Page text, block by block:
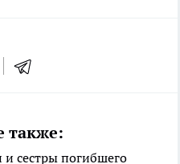
также:
и сестры погибшего